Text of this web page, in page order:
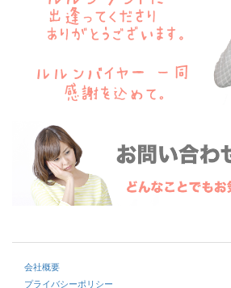
会社概要
プライバシーポリシー